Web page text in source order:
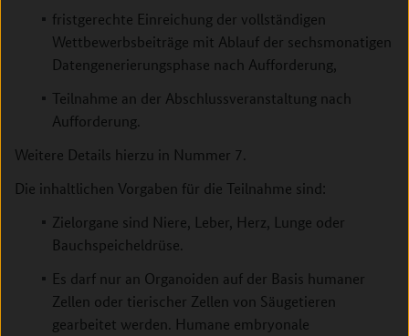
fristgerechte Einreichung der vollständigen
Wettbewerbsbeiträge mit Ablauf der sechsmonatigen
Datengenerierungsphase nach Aufforderung,
Teilnahme an der Abschlussveranstaltung nach
Aufforderung.
Weitere Details hierzu in Nummer 7.
Die inhaltlichen Vorgaben für die Teilnahme sind:
Zielorgane sind Niere, Leber, Herz, Lunge oder
Bauchspeicheldrüse.
Es darf nur an Organoiden auf der Basis humaner
Zellen oder tierischer Zellen von Säugetieren
gearbeitet werden. Humane embryonale